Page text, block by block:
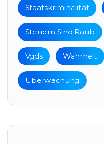
Staatskriminalität
Steuern Sind Raub
Vgds Wahrheit
Überwachung